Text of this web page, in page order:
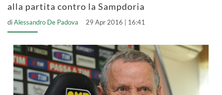
alla partita contro la Sampdoria
diAlessandro De Padova 29 Apr 2016 | 16:41